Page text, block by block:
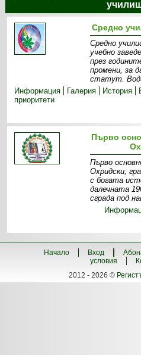
Средно
Средно
учебно
през
промени, за
статут.
Информация
Галерия История
приоритети
Първо
Първо
Охридски,
с богата
далечната
сграда под
Начало Вход
условия
2012 - 2026 ©